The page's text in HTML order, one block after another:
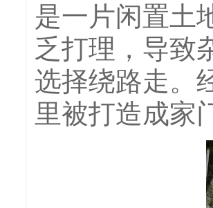
是一片闲置土
乏打理，导致
选择绕路走。
里被打造成家